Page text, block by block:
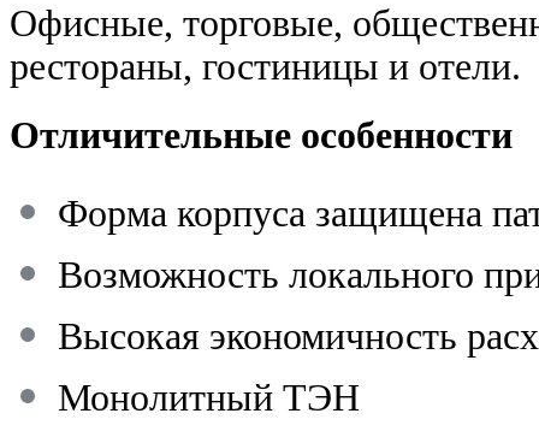
Офисные, торговые,
рестораны, гостиницы и отели.
Отличительные особенности
Форма корпуса защищена
Возможность локального
Высокая экономичность
Монолитный ТЭН